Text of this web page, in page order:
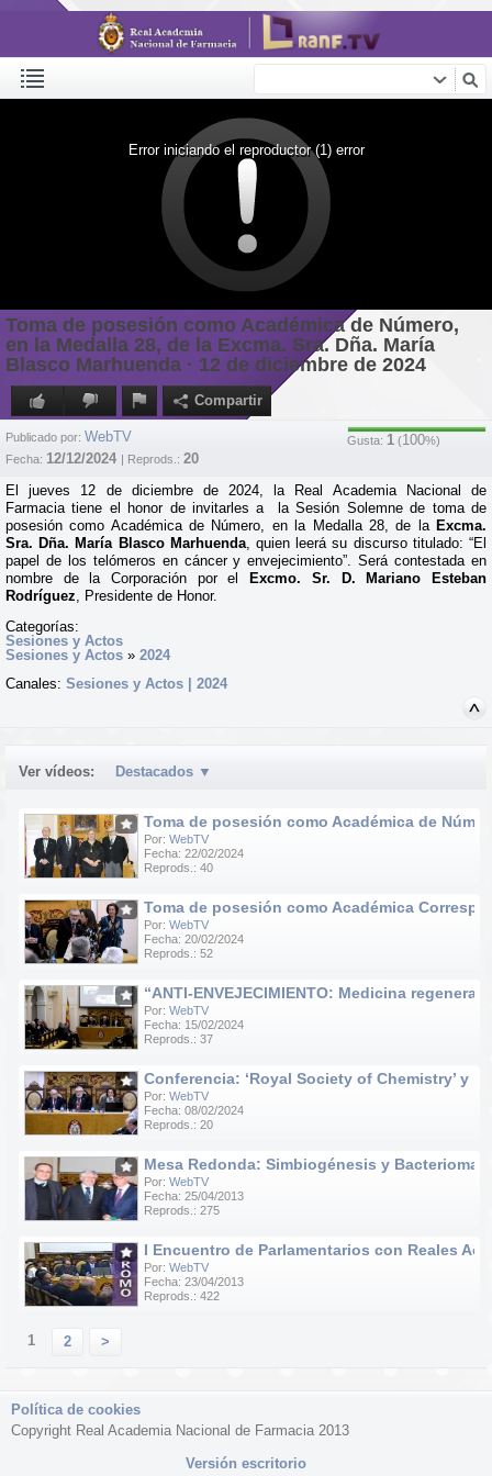
Error iniciando el reproductor (1) error
Toma de posesión como Académica de Número,
en la Medalla 28, de la Excma. Sra. Dña. María
Blasco Marhuenda · 12 de diciembre de 2024
Compartir
Gusta: 1 (100%)
Publicado por: WebTV
Fecha: 12/12/2024 | Reprods.: 20
El jueves 12 de diciembre de 2024, la Real Academia Nacional de
Farmacia tiene el honor de invitarles a la Sesión Solemne de toma de
posesión como Académica de Número, en la Medalla 28, de la Excma.
Sra. Dña. María Blasco Marhuenda, quien leerá su discurso titulado: “El
papel de los telómeros en cáncer y envejecimiento”. Será contestada en
nombre de la Corporación por el
Excmo. Sr. D. Mariano Esteban
Rodríguez, Presidente de Honor.
Categorías:
Sesiones y Actos
Sesiones y Actos » 2024
Canales: Sesiones y Actos | 2024
Ver vídeos: Destacados ▼
Toma de posesión como Académica de
Por: WebTV
Fecha: 22/02/2024
Reprods.: 40
Toma de posesión como Académica
Por: WebTV
Fecha: 20/02/2024
Reprods.: 52
“ANTI-ENVEJECIMIENTO: Medicina
Por: WebTV
Fecha: 15/02/2024
Reprods.: 37
Conferencia: ‘Royal Society of Chemistry’ y
Por: WebTV
Fecha: 08/02/2024
Reprods.: 20
Mesa Redonda: Simbiogénesis y Bacteriomas
Por: WebTV
Fecha: 25/04/2013
Reprods.: 275
I Encuentro de Parlamentarios con Reales
Por: WebTV
Fecha: 23/04/2013
Reprods.: 422
1 2 >
Política de cookies
Copyright Real Academia Nacional de Farmacia 2013
Versión escritorio